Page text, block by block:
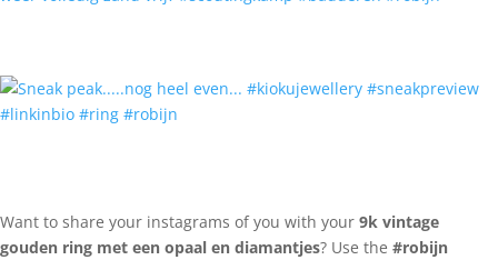
Want to share your instagrams of you with your 9k vintage
gouden ring met een opaal en diamantjes? Use the #robijn